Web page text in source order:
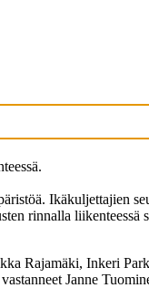
Ikäkuljettajien
rinnalla liikenteessä
Rajamäki, Inkeri
Janne